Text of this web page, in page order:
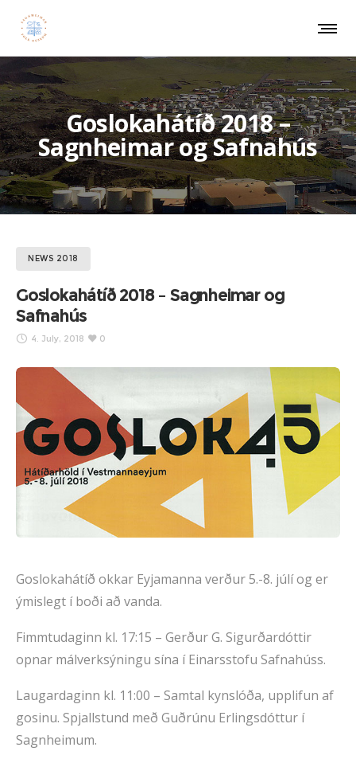
Goslokahátíð 2018 –
Sagnheimar og Safnahús
NEWS 2018
Goslokahátíð 2018 – Sagnheimar og
Safnahús
4. July, 2018 0
Goslokahátíð okkar Eyjamanna verður 5.-8. júlí og er
ýmislegt í boði að vanda.
Fimmtudaginn kl. 17:15 – Gerður G. Sigurðardóttir
opnar málverksýningu sína í Einarsstofu Safnahúss.
Laugardaginn kl. 11:00 – Samtal kynslóða, upplifun af
gosinu. Spjallstund með Guðrúnu Erlingsdóttur í
Sagnheimum.